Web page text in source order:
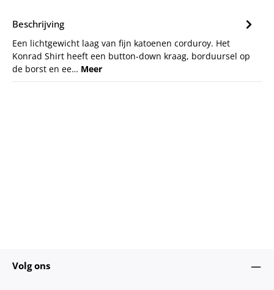
Beschrijving
Een lichtgewicht laag van fijn katoenen corduroy. Het
Konrad Shirt heeft een button-down kraag, borduursel op
de borst en ee… Meer
Volg ons